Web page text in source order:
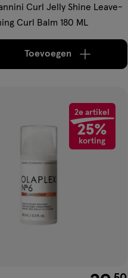
Curl Jelly Shine Leave-
Curl Balm 180 ML
Toevoegenverhoog aantal
2e artikel
25%
korting